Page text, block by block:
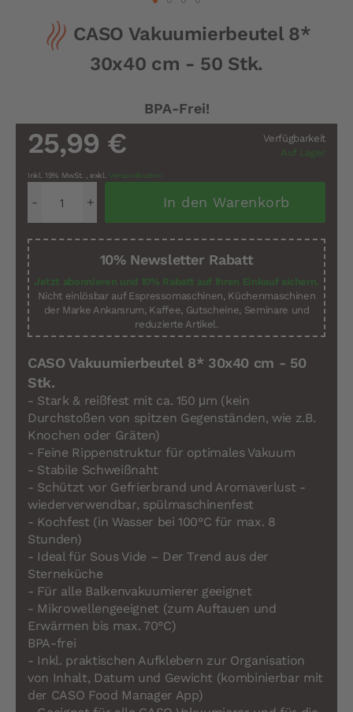
CASO Vakuumierbeutel 8*
30x40 cm - 50 Stk.
BPA-Frei!
Verfügbarkeit
Auf Lager
25,99 €
Inkl. 19% MwSt. , exkl. Versandkosten
In den Warenkorb
10% Newsletter Rabatt
Jetzt abonnieren und 10% Rabatt auf Ihren Einkauf sichern.
Nicht einlösbar auf Espressomaschinen, Küchenmaschinen
der Marke Ankarsrum, Kaffee, Gutscheine, Seminare und
reduzierte Artikel.
CASO Vakuumierbeutel 8* 30x40 cm - 50
Stk.
- Stark & reißfest mit ca. 150 μm (kein
Durchstoßen von spitzen Gegenständen, wie z.B.
Knochen oder Gräten)
- Feine Rippenstruktur für optimales Vakuum
- Stabile Schweißnaht
- Schützt vor Gefrierbrand und Aromaverlust -
wiederverwendbar, spülmaschinenfest
- Kochfest (in Wasser bei 100°C für max. 8
Stunden)
- Ideal für Sous Vide – Der Trend aus der
Sterneküche
- Für alle Balkenvakuumierer geeignet
- Mikrowellengeeignet (zum Auftauen und
Erwärmen bis max. 70°C)
BPA-frei
- Inkl. praktischen Aufklebern zur Organisation
von Inhalt, Datum und Gewicht (kombinierbar mit
der CASO Food Manager App)